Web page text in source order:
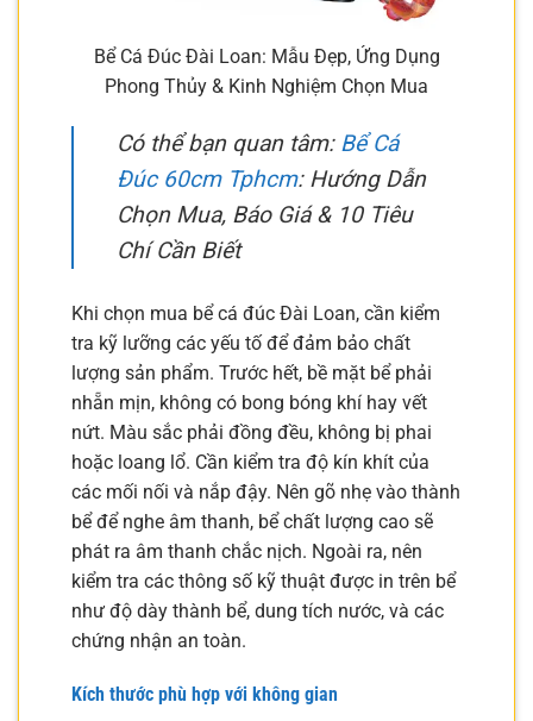
Bể Cá Đúc Đài Loan: Mẫu Đẹp, Ứng Dụng
Phong Thủy & Kinh Nghiệm Chọn Mua
Có thể bạn quan tâm: Bể Cá
Đúc 60cm Tphcm: Hướng Dẫn
Chọn Mua, Báo Giá & 10 Tiêu
Chí Cần Biết
Khi chọn mua bể cá đúc Đài Loan, cần kiểm
tra kỹ lưỡng các yếu tố để đảm bảo chất
lượng sản phẩm. Trước hết, bề mặt bể phải
nhẵn mịn, không có bong bóng khí hay vết
nứt. Màu sắc phải đồng đều, không bị phai
hoặc loang lổ. Cần kiểm tra độ kín khít của
các mối nối và nắp đậy. Nên gõ nhẹ vào thành
bể để nghe âm thanh, bể chất lượng cao sẽ
phát ra âm thanh chắc nịch. Ngoài ra, nên
kiểm tra các thông số kỹ thuật được in trên bể
như độ dày thành bể, dung tích nước, và các
chứng nhận an toàn.
Kích thước phù hợp với không gian